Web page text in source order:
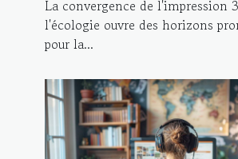
2023
La convergence de l'impression
l'écologie ouvre des horizons
pour la...